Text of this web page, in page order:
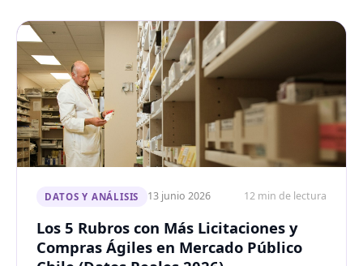
DATOS Y ANÁLISIS 13 junio 2026 12 min de lectura
Los 5 Rubros con Más Licitaciones y
Compras Ágiles en Mercado Público